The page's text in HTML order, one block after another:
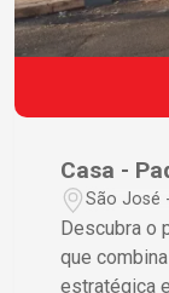
Casa -
São José
Descubra o
que
estratégica